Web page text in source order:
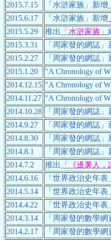
2015.7.15
「水滸家族」新增
2015.6.17
「水滸家族」新增
2015.5.29
推出「水滸家族」
2015.3.31
「周家發的網誌」
2015.2.27
「周家發的網誌」
2015.1.20
"A Chronology of
2014.12.15 "A Chronology of
2014.11.27 "A Chronology of
2014.10.28 「周家發的網誌」
2014.9.27
「周家發的網誌」
2014.8.30
「周家發的網誌」
2014.8.1
「周家發的網誌」
2014.7.2
推出「《邊薯人，
2014.6.16
「世界政治史年表
2014.5.14
「世界政治史年表
2014.4.22
「世界政治史年表
2014.3.14
「周家發的數學網
2014.2.17
「周家發的數學網